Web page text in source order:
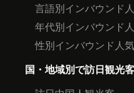
言語別インバウンド
年代別インバウンド
性別インバウンド人
国・地域別で訪日観光